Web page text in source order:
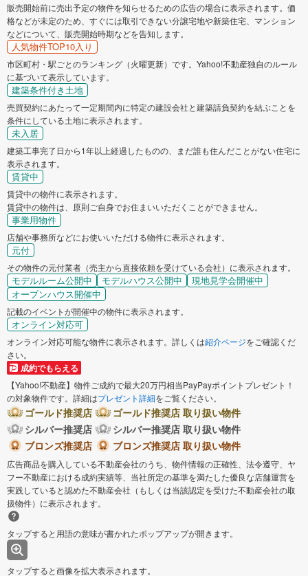
販売開始前に売出予定の物件を知らせるための広告の場合に表示されます。価
格などが未定のため、すぐには取引できない分譲宅地や新築住宅、マンション
などについて、販売開始時期などを告知します。
人気物件TOP10入り
市区町村・駅ごとのランキング（火曜更新）です。Yahoo!不動産独自のルール
に基づいて表示しています。
建築条件付き土地
売買契約にあたって一定期間内に特定の建設会社と建築請負契約を結ぶことを
条件にしている土地に表示されます。
未入居
建築工事完了日から1年以上経過したものの、まだ誰も住んだことがない住宅に
表示されます。
賃貸中
賃貸中の物件に表示されます。
賃貸中の物件は、原則ご自身でお住まいいただくことができません。
事業用物件
店舗や事務所などにお使いいただける物件に表示されます。
元付
その物件の元付業者（売主から直接依頼を受けている会社）に表示されます。
モデルルーム公開中 モデルハウス公開中
現地見学会開催中
オープンハウス開催中
記載のイベントが開催中の物件に表示されます。
オンライン対応可
オンライン対応可能な物件に表示されます。詳しくは紹介ページをご確認くだ
さい。
成約でもらえる
【Yahoo!不動産】物件ご成約で最大20万円相当PayPayポイントプレゼント！
の対象物件です。詳細はプレゼント詳細をご覧ください。
ゴールド推奨店
ゴールド推奨店 取り扱い物件
シルバー推奨店
シルバー推奨店 取り扱い物件
ブロンズ推奨店
ブロンズ推奨店 取り扱い物件
広告商品を購入している不動産会社のうち、物件情報の正確性、法令遵守、ヤ
フー不動産における成約実績等、当社所定の基準を満たした優良な店舗運営を
実践していると認めた不動産会社（もしくは当該認定を受けた不動産会社の取
扱物件）に表示されます。
タップすると用語の意味が書かれたポップアップが開きます。
タップすると画像を拡大表示されます。